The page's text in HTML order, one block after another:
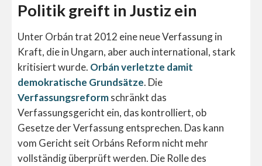
Politik greift in Justiz ein
Unter Orbán trat 2012 eine neue Verfassung in
Kraft, die in Ungarn, aber auch international, stark
kritisiert wurde. Orbán verletzte damit
demokratische Grundsätze. Die
Verfassungsreformschränkt das
Verfassungsgericht ein, das kontrolliert, ob
Gesetze der Verfassung entsprechen. Das kann
vom Gericht seit Orbáns Reform nicht mehr
vollständig überprüft werden. Die Rolle des